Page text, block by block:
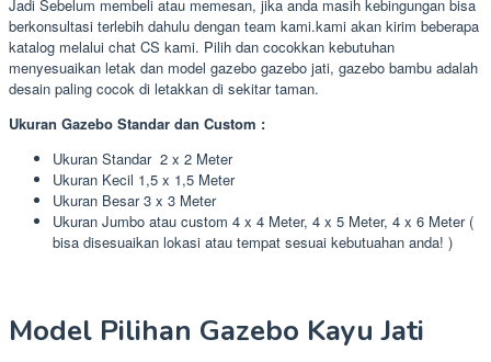
Jadi Sebelum membeli atau memesan, jika anda masih kebingungan bisa
berkonsultasi terlebih dahulu dengan team kami.kami akan kirim beberapa
katalog melalui chat CS kami. Pilih dan cocokkan kebutuhan
menyesuaikan letak dan model gazebo gazebo jati, gazebo bambu adalah
desain paling cocok di letakkan di sekitar taman.
Ukuran Gazebo Standar dan Custom :
Ukuran Standar 2 x 2 Meter
Ukuran Kecil 1,5 x 1,5 Meter
Ukuran Besar 3 x 3 Meter
Ukuran Jumbo atau custom 4 x 4 Meter, 4 x 5 Meter, 4 x 6 Meter (
bisa disesuaikan lokasi atau tempat sesuai kebutuahan anda! )
Model Pilihan Gazebo Kayu Jati